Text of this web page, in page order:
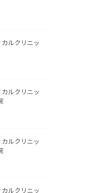
ルクリニッ
ルクリニッ
ルクリニッ
ルクリニッ